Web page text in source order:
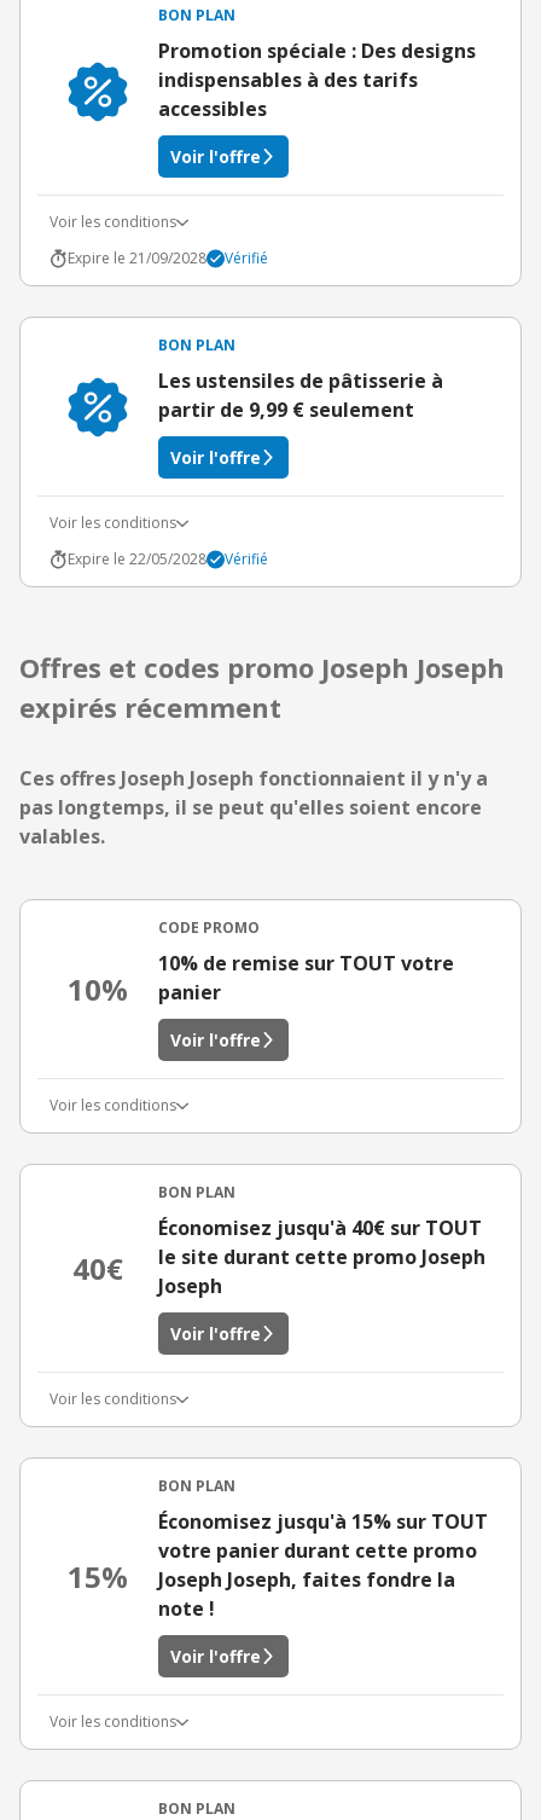
BON PLAN
Promotion spéciale : Des designs
indispensables à des tarifs
accessibles
Voir l'offre
Voir les conditions
Expire le 21/09/2028
Vérifié
BON PLAN
Les ustensiles de pâtisserie à
partir de 9,99 € seulement
Voir l'offre
Voir les conditions
Expire le 22/05/2028
Vérifié
Offres et codes promo Joseph Joseph
expirés récemment
Ces offres Joseph Joseph fonctionnaient il y n'y a
pas longtemps, il se peut qu'elles soient encore
valables.
10%
CODE PROMO
10% de remise sur TOUT votre
panier
Voir l'offre
Voir les conditions
40€
BON PLAN
Économisez jusqu'à 40€ sur TOUT
le site durant cette promo Joseph
Joseph
Voir l'offre
Voir les conditions
15%
BON PLAN
Économisez jusqu'à 15% sur TOUT
votre panier durant cette promo
Joseph Joseph, faites fondre la
note !
Voir l'offre
Voir les conditions
BON PLAN